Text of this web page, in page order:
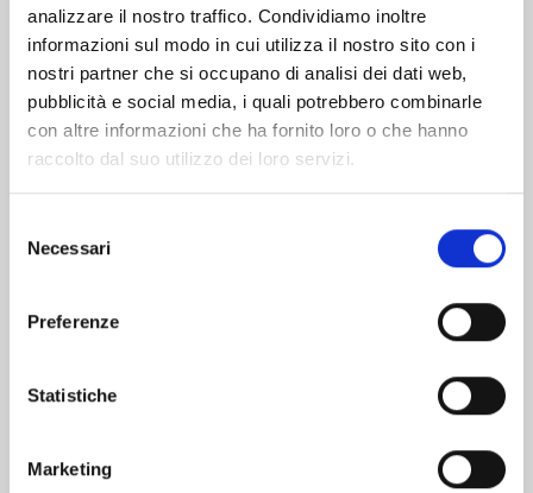
analizzare il nostro traffico. Condividiamo inoltre
informazioni sul modo in cui utilizza il nostro sito con i
nostri partner che si occupano di analisi dei dati web,
pubblicità e social media, i quali potrebbero combinarle
con altre informazioni che ha fornito loro o che hanno
raccolto dal suo utilizzo dei loro servizi.
delNecessari
Preferenze
Statistiche
Marketing